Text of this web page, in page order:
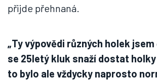
přijde přehnaná.
„Ty výpovědi různých holek jsem
se 25letý kluk snaží dostat
to bylo ale vždycky naprosto